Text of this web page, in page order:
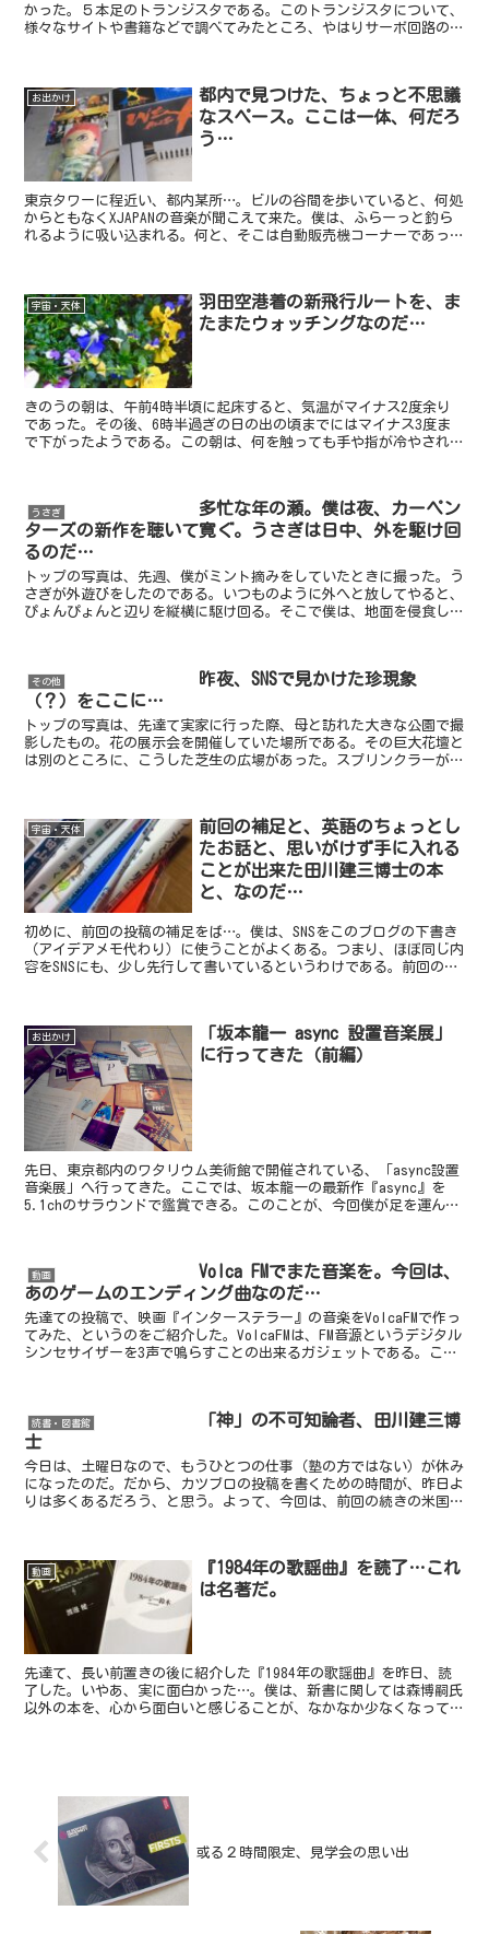
かった。５本足のトランジスタである。このトランジスタについて、
様々なサイトや書籍などで調べてみたところ、やはりサーボ回路の回
お出かけ
都内で見つけた、ちょっと不思議
なスペース。ここは一体、何だろ
う…
東京タワーに程近い、都内某所…。ビルの谷間を歩いていると、何処
からともなくXJAPANの音楽が聞こえて来た。僕は、ふらーっと釣ら
れるように吸い込まれる。何と、そこは自動販売機コーナーであっ
宇宙・天体
羽田空港着の新飛行ルートを、ま
たまたウォッチングなのだ…
きのうの朝は、午前4時半頃に起床すると、気温がマイナス2度余り
であった。その後、6時半過ぎの日の出の頃までにはマイナス3度ま
で下がったようである。この朝は、何を触っても手や指が冷やされた
うさぎ
多忙な年の瀬。僕は夜、カーペン
ターズの新作を聴いて寛ぐ。うさぎは日中、外を駆け回
るのだ…
トップの写真は、先週、僕がミント摘みをしていたときに撮った。う
さぎが外遊びをしたのである。いつものように外へと放してやると、
ぴょんぴょんと辺りを縦横に駆け回る。そこで僕は、地面を侵食して
その他
昨夜、SNSで見かけた珍現象
（？）をここに…
トップの写真は、先達て実家に行った際、母と訪れた大きな公園で撮
影したもの。花の展示会を開催していた場所である。その巨大花壇と
は別のところに、こうした芝生の広場があった。スプリンクラーが設
宇宙・天体
前回の補足と、英語のちょっとし
たお話と、思いがけず手に入れる
ことが出来た田川建三博士の本
と、なのだ…
初めに、前回の投稿の補足をば…。僕は、SNSをこのブログの下書き
（アイデアメモ代わり）に使うことがよくある。つまり、ほぼ同じ内
容をSNSにも、少し先行して書いているというわけである。前回の、
お出かけ
「坂本龍一 async 設置音楽展」
に行ってきた（前編）
先日、東京都内のワタリウム美術館で開催されている、「async設置
音楽展」へ行ってきた。ここでは、坂本龍一の最新作『async』を
5.1chのサラウンドで鑑賞できる。このことが、今回僕が足を運んだ
動画
Volca FMでまた音楽を。今回は、
あのゲームのエンディング曲なのだ…
先達ての投稿で、映画『インターステラー』の音楽をVolcaFMで作っ
てみた、というのをご紹介した。VolcaFMは、FM音源というデジタル
シンセサイザーを3声で鳴らすことの出来るガジェットである。この
読書・図書館
「神」の不可知論者、田川建三博
士
今日は、土曜日なので、もうひとつの仕事（塾の方ではない）が休み
になったのだ。だから、カツブロの投稿を書くための時間が、昨日よ
りは多くあるだろう、と思う。よって、今回は、前回の続きの米国旅
動画
『1984年の歌謡曲』を読了…これ
は名著だ。
先達て、長い前置きの後に紹介した『1984年の歌謡曲』を昨日、読
了した。いやあ、実に面白かった…。僕は、新書に関しては森博嗣氏
以外の本を、心から面白いと感じることが、なかなか少なくなってき
或る２時間限定、見学会の思い出